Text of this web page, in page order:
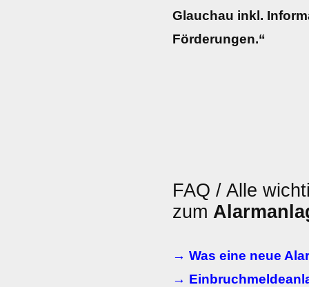
Glauchau inkl.
Förderungen.“
FAQ / Alle
zum
→ Was eine neue
→